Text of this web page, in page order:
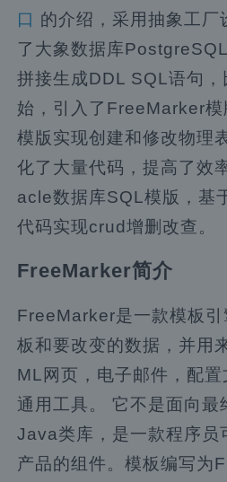
口 的介绍，采用抽象工厂
了大象数据库
拼接生成DDL SQL语句，
始，引入了FreeMarker模
模版实现创建和修改物理
化了大量代码，提高了效
acle数据库SQL模版，基
代码实现crud增删改查。
FreeMarker简介
FreeMarker是一款模板
板和要改变的数据，并用
ML网页，电子邮件，配
通用工具。 它不是面向最
Java类库，是一款程序员
产品的组件。模板编写为